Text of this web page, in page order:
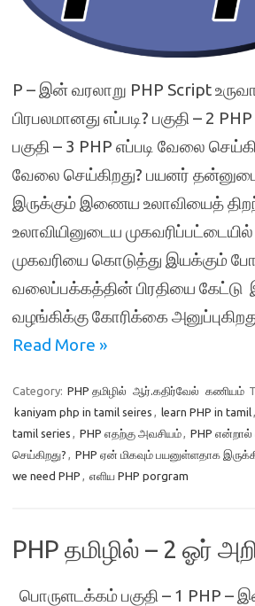
P – இன் வரலாறு PHP Script
பிரபலமானது எப்படி? பகுதி – 2
பகுதி – 3 PHP எப்படி வேலை
வேலை செய்கிறது? பயனர்
இருக்கும் இணைய உலாவியைத்
உலாவியினுடைய
முகவரியை கொடுத்து இயக்கும்
வலைப்பக்கத்தின் பிரதியை
வழங்கிக்கு கோரிக்கை
Read More »
Category: PHP தமிழில் ஆர்.கதிர்வேல் கணியம்
kaniyam php in tamil seires , learn PHP in tamil,
tamil series , PHP எதற்கு அவசியம், PHP
செய்கிறது? , PHP ஏன் மிகவும் பயனுள்ளதாக
we need PHP , எளிய PHP porgram
PHP தமிழில் – 2 ஓர்
பொருளடக்கம் பகுதி – 1 PHP –